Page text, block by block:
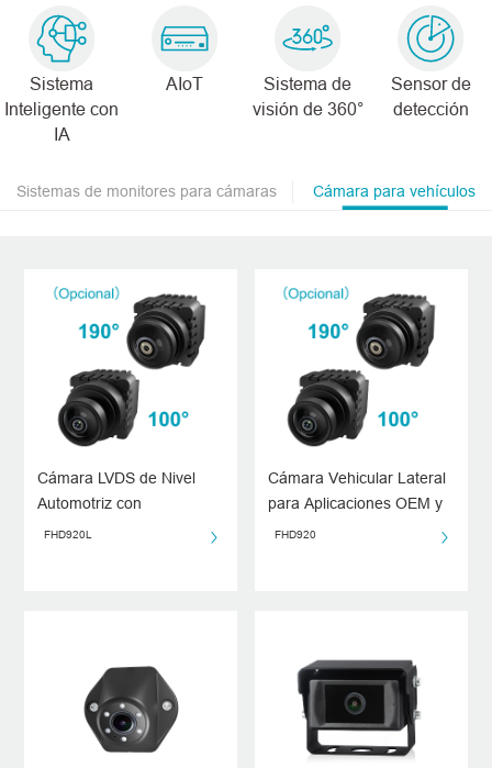
Sistema
Inteligente con
IA
AIoT
Sistema de
visión de 360°
Sensor de
detección
Sistemas de monitores para cámaras Cámara para vehículos
Cámara LVDS de Nivel
Automotriz con
Calefacción para
FHD920L
Cámara Vehicular Lateral
para Aplicaciones OEM y
Vehículos Comerciales
FHD920